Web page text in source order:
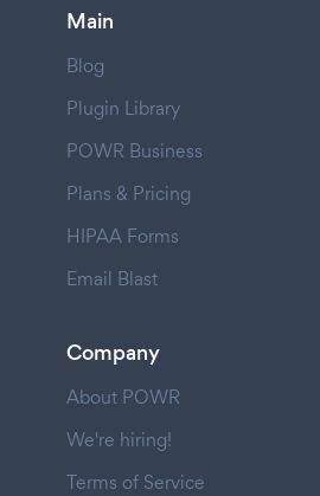
Main
Blog
Plugin Library
POWR Business
Plans & Pricing
HIPAA Forms
Email Blast
Company
About POWR
We're hiring!
Terms of Service